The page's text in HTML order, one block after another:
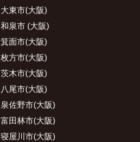
大東市(大阪)
和泉市 (大阪)
箕面市(大阪)
枚方市(大阪)
茨木市(大阪)
八尾市(大阪)
泉佐野市(大阪)
富田林市(大阪)
寝屋川市(大阪)